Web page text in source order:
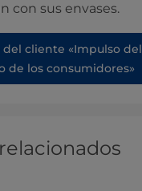
con sus envases.
del cliente «Impulso del
de los consumidores»